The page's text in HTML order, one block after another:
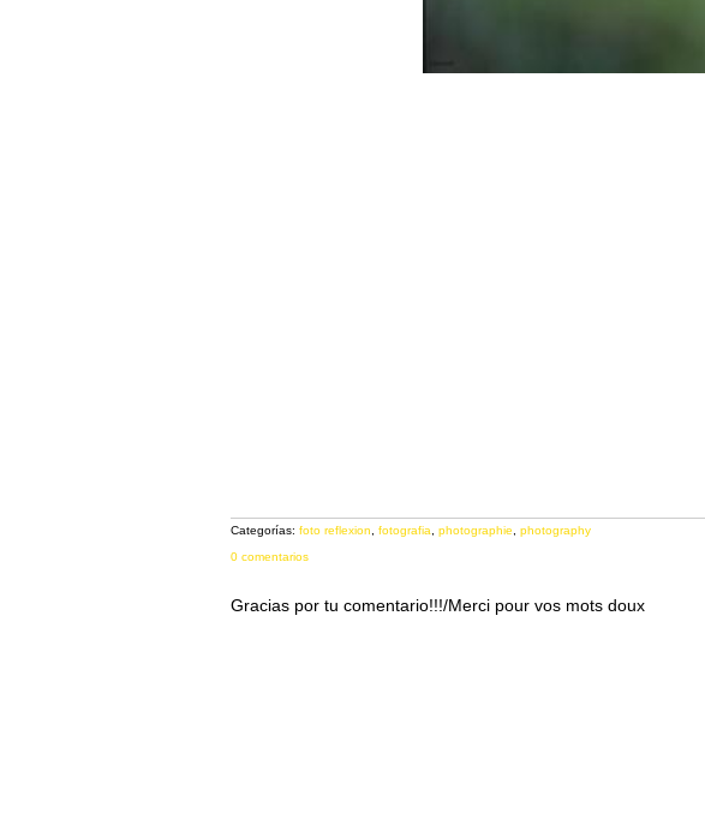
Categorías: foto reflexion fotografia photographie
photography
0 comentarios
Gracias por tu comentario!!!/Merci pour vos mots doux